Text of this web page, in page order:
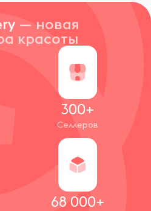
— новая
красоты
300+
Селлеров
68 000+